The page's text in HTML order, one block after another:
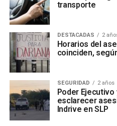
transporte
DESTACADAS 2
Horarios del
coinciden,
SEGURIDAD 2 años
Poder
esclarecer
Indrive en SLP